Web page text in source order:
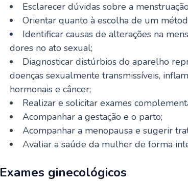
Esclarecer dúvidas sobre a
Orientar quanto à escolha de um
Identificar causas de alterações na
dores no ato sexual;
Diagnosticar distúrbios do aparelho
doenças sexualmente transmissíveis,
hormonais e câncer;
Realizar e solicitar exames
Acompanhar a gestação e o parto;
Acompanhar a menopausa e sugerir
Avaliar a saúde da mulher de forma
Exames ginecológicos